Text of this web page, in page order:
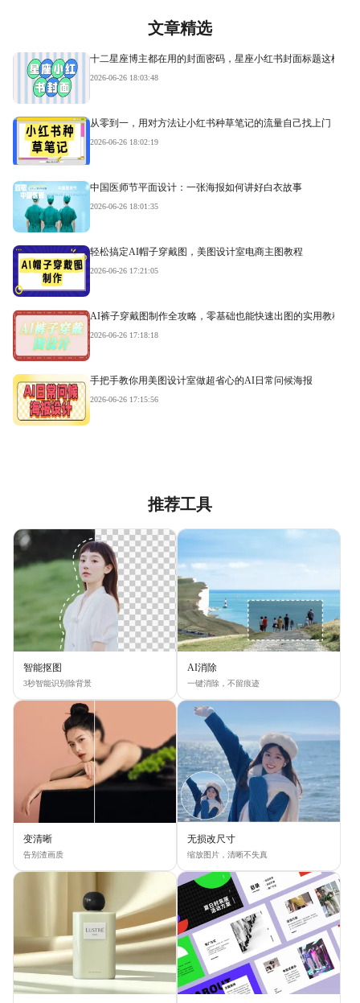
文章精选
十二星座博主都在用的封面密码，星座小红书封面标题这样写
2026-06-26 18:03:48
从零到一，用对方法让小红书种草笔记的流量自己找上门
2026-06-26 18:02:19
中国医师节平面设计：一张海报如何讲好白衣故事
2026-06-26 18:01:35
轻松搞定AI帽子穿戴图，美图设计室电商主图教程
2026-06-26 17:21:05
AI裤子穿戴图制作全攻略，零基础也能快速出图的实用教程
2026-06-26 17:18:18
手把手教你用美图设计室做超省心的AI日常问候海报
2026-06-26 17:15:56
推荐工具
智能抠图
3秒智能识别除背景
AI消除
一键消除，不留痕迹
变清晰
告别渣画质
无损改尺寸
缩放图片，清晰不失真